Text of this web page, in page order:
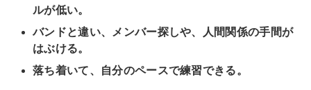
ルが低い。
バンドと違い、メンバー探しや、人間関係の手間が
はぶける。
落ち着いて、自分のペースで練習できる。